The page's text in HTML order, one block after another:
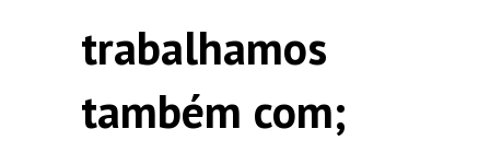
trabalhamos
também com;